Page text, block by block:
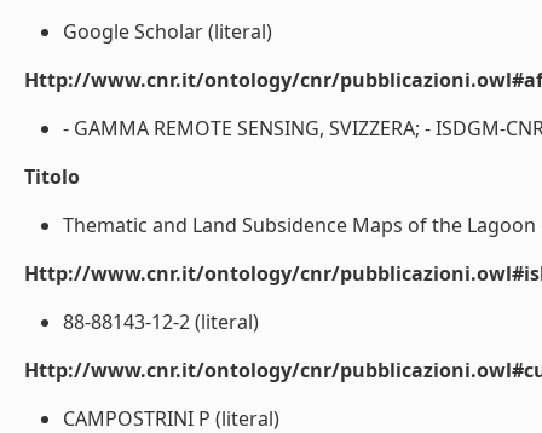
Google Scholar (literal)
Http://www.cnr.it/ontology/cnr/
- GAMMA REMOTE SENSING, SVIZZERA; - ISDGM-
Titolo
Thematic and Land Subsidence Maps of the
Http://www.cnr.it/ontology/cnr/
88-88143-12-2 (literal)
Http://www.cnr.it/ontology/cnr/
CAMPOSTRINI P (literal)